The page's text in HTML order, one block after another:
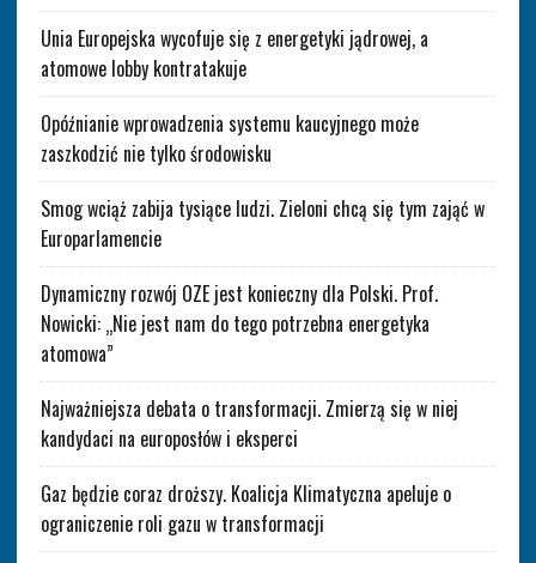
Unia Europejska wycofuje się z energetyki jądrowej, a
atomowe lobby kontratakuje
Opóźnianie wprowadzenia systemu kaucyjnego może
zaszkodzić nie tylko środowisku
Smog wciąż zabija tysiące ludzi. Zieloni chcą się tym zająć w
Europarlamencie
Dynamiczny rozwój OZE jest konieczny dla Polski. Prof.
Nowicki: „Nie jest nam do tego potrzebna energetyka
atomowa”
Najważniejsza debata o transformacji. Zmierzą się w niej
kandydaci na europosłów i eksperci
Gaz będzie coraz droższy. Koalicja Klimatyczna apeluje o
ograniczenie roli gazu w transformacji